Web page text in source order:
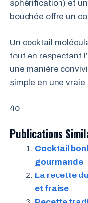
sphérification) et
bouchée offre un
Un cocktail
tout en respectant
une manière
simple en une
4o
Publications
Cocktail
gourmande
La recette
et fraise